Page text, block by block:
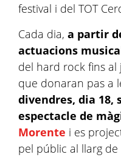
festival i del TOT
Cada dia, a partir
actuacions
del hard rock fins
que donaran pas a
divendres, dia 18,
espectacle de
Morente i es
pel públic al llarg de